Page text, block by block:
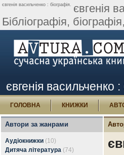
євгенія васильченко : біографія. євгенія
Бібліографія,
євгенія васильченко :
ГОЛОВНА КНИЖКИ
Автори за жанрами
Аудіокнижки (10)
Дитяча література (74)